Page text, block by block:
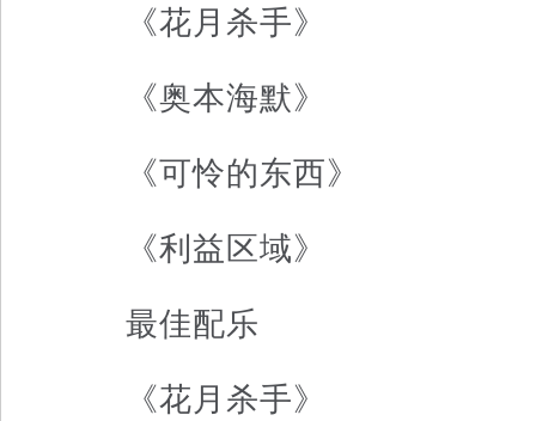
《花月杀手》
《奥本海默》
《可怜的东西》
《利益区域》
最佳配乐
《花月杀手》